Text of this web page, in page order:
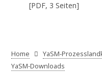
[PDF, 3 Seiten]
Home YaSM-
YaSM-Downloads